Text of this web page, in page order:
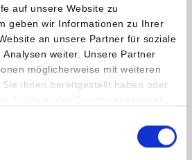
auf unsere Website zu
geben wir Informationen zu Ihrer
an unsere Partner für soziale
weiter. Unsere Partner
möglicherweise mit weiteren
ihnen bereitgestellt haben oder